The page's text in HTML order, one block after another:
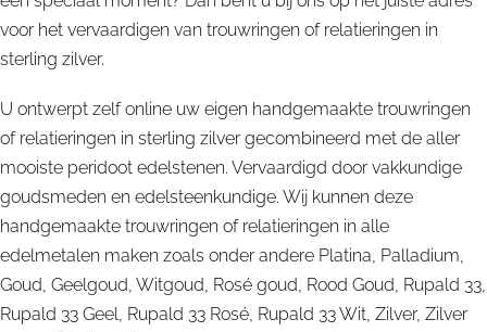
voor het vervaardigen van trouwringen of relatieringen in
sterling zilver.
U ontwerpt zelf online uw eigen handgemaakte trouwringen
of relatieringen in sterling zilver gecombineerd met de aller
mooiste peridoot edelstenen. Vervaardigd door vakkundige
goudsmeden en edelsteenkundige. Wij kunnen deze
handgemaakte trouwringen of relatieringen in alle
edelmetalen maken zoals onder andere Platina, Palladium,
Goud, Geelgoud, Witgoud, Rosé goud, Rood Goud, Rupald 33,
Rupald 33 Geel, Rupald 33 Rosé, Rupald 33 Wit, Zilver, Zilver